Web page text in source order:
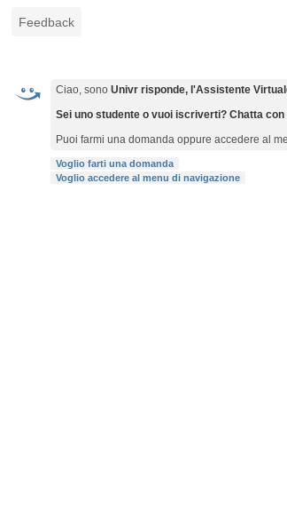
Feedback
Ciao, sonoUnivr risponde, l'Assistente
Sei uno studente o vuoi iscriverti? Chatta con
Puoi farmi una domanda oppure accedere al
Voglio farti una domanda
Voglio accedere al menu di navigazione